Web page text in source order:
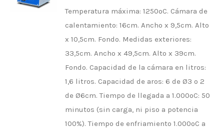
Temperatura máxima: 1250ºC. Cámara de
calentamiento: 16cm. Ancho x 9,5cm. Alto
x 10,5cm. Fondo. Medidas exteriores:
33,5cm. Ancho x 49,5cm. Alto x 39cm.
Fondo. Capacidad de la cámara en litros:
1,6 litros. Capacidad de aros: 6 de Ø3 o 2
de Ø6cm. Tiempo de llegada a 1.000ºC: 50
minutos (sin carga, ni piso a potencia
100%). Tiempo de enfriamiento 1.000ºC a